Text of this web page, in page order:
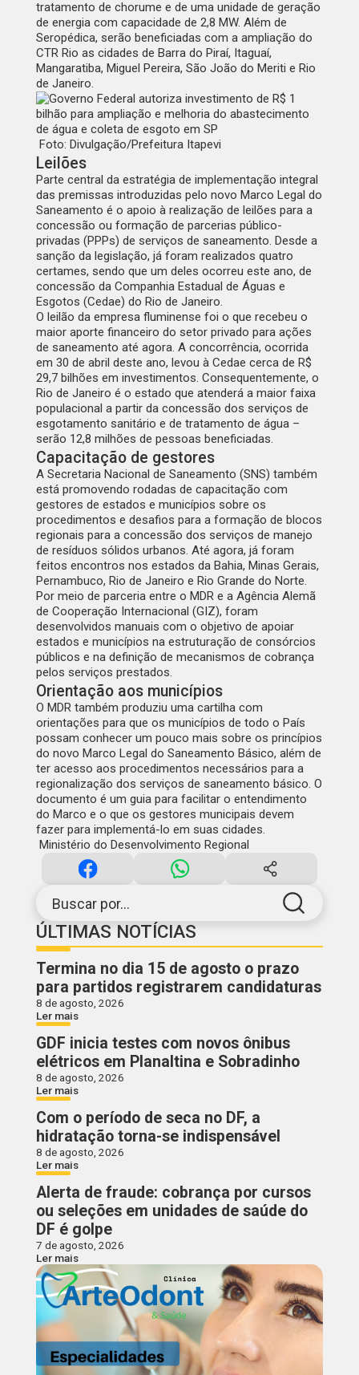
Buscar por...
ÚLTIMAS NOTÍCIAS
Termina no dia 15 de agosto o prazo
para partidos registrarem candidaturas
8 de agosto, 2026
Ler mais
GDF inicia testes com novos ônibus
elétricos em Planaltina e Sobradinho
8 de agosto, 2026
Ler mais
Com o período de seca no DF, a
hidratação torna-se indispensável
8 de agosto, 2026
Ler mais
Alerta de fraude: cobrança por cursos
ou seleções em unidades de saúde do
DF é golpe
7 de agosto, 2026
Ler mais
tratamento de chorume e de uma unidade de geração
de energia com capacidade de 2,8 MW. Além de
Seropédica, serão beneficiadas com a ampliação do
CTR Rio as cidades de Barra do Piraí, Itaguaí,
Mangaratiba, Miguel Pereira, São João do Meriti e Rio
de Janeiro.
Foto: Divulgação/Prefeitura Itapevi
Leilões
Parte central da estratégia de implementação integral
das premissas introduzidas pelo novo Marco Legal do
Saneamento é o apoio à realização de leilões para a
concessão ou formação de parcerias público-
privadas (PPPs) de serviços de saneamento. Desde a
sanção da legislação, já foram realizados quatro
certames, sendo que um deles ocorreu este ano, de
concessão da Companhia Estadual de Águas e
Esgotos (Cedae) do Rio de Janeiro.
O leilão da empresa fluminense foi o que recebeu o
maior aporte financeiro do setor privado para ações
de saneamento até agora. A concorrência, ocorrida
em 30 de abril deste ano, levou à Cedae cerca de R$
29,7 bilhões em investimentos. Consequentemente, o
Rio de Janeiro é o estado que atenderá a maior faixa
populacional a partir da concessão dos serviços de
esgotamento sanitário e de tratamento de água –
serão 12,8 milhões de pessoas beneficiadas.
Capacitação de gestores
A Secretaria Nacional de Saneamento (SNS) também
está promovendo rodadas de capacitação com
gestores de estados e municípios sobre os
procedimentos e desafios para a formação de blocos
regionais para a concessão dos serviços de manejo
de resíduos sólidos urbanos. Até agora, já foram
feitos encontros nos estados da Bahia, Minas Gerais,
Pernambuco, Rio de Janeiro e Rio Grande do Norte.
Por meio de parceria entre o MDR e a Agência Alemã
de Cooperação Internacional (GIZ), foram
desenvolvidos manuais com o objetivo de apoiar
estados e municípios na estruturação de consórcios
públicos e na definição de mecanismos de cobrança
pelos serviços prestados.
Orientação aos municípios
O MDR também produziu uma cartilha com
orientações para que os municípios de todo o País
possam conhecer um pouco mais sobre os princípios
do novo Marco Legal do Saneamento Básico, além de
ter acesso aos procedimentos necessários para a
regionalização dos serviços de saneamento básico. O
documento é um guia para facilitar o entendimento
do Marco e o que os gestores municipais devem
fazer para implementá-lo em suas cidades.
Ministério do Desenvolvimento Regional